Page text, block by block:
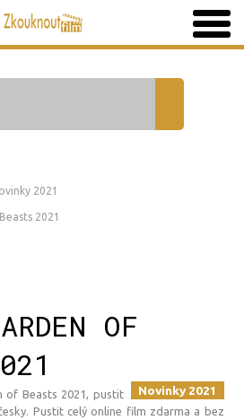
2021
2021
OF
Novinky 2021
of Beasts 2021, pustit
Pustit celý online film zdarma a bez